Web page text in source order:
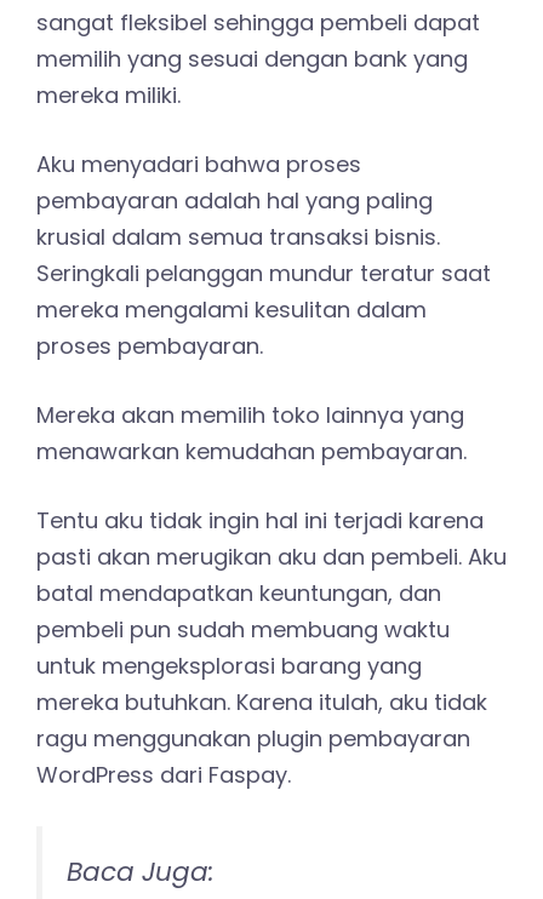
sangat fleksibel sehingga pembeli dapat
memilih yang sesuai dengan bank yang
mereka miliki.
Aku menyadari bahwa proses
pembayaran adalah hal yang paling
krusial dalam semua transaksi bisnis.
Seringkali pelanggan mundur teratur saat
mereka mengalami kesulitan dalam
proses pembayaran.
Mereka akan memilih toko lainnya yang
menawarkan kemudahan pembayaran.
Tentu aku tidak ingin hal ini terjadi karena
pasti akan merugikan aku dan pembeli. Aku
batal mendapatkan keuntungan, dan
pembeli pun sudah membuang waktu
untuk mengeksplorasi barang yang
mereka butuhkan. Karena itulah, aku tidak
ragu menggunakan plugin pembayaran
WordPress dari Faspay.
Baca Juga: